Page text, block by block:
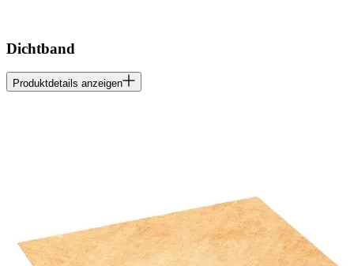
Dichtband
Produktdetails anzeigen